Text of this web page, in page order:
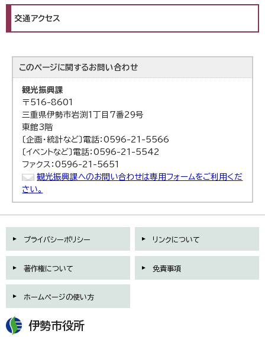
交通アクセス
このページに関するお問い合わせ
観光振興課
〒516-8601
三重県伊勢市岩渕1丁目7番29号
東館3階
〔企画・統計など〕電話：0596-21-5566
〔イベントなど〕電話：0596-21-5542
ファクス：0596-21-5651
観光振興課へのお問い合わせは専用フォームをご利用くだ
さい。
プライバシーポリシー リンクについて
著作権について 免責事項
ホームページの使い方
伊勢市役所